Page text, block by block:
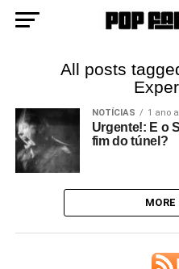
All posts
NOTÍCIAS 1 ano
Urgente!: E o
fim do túnel?